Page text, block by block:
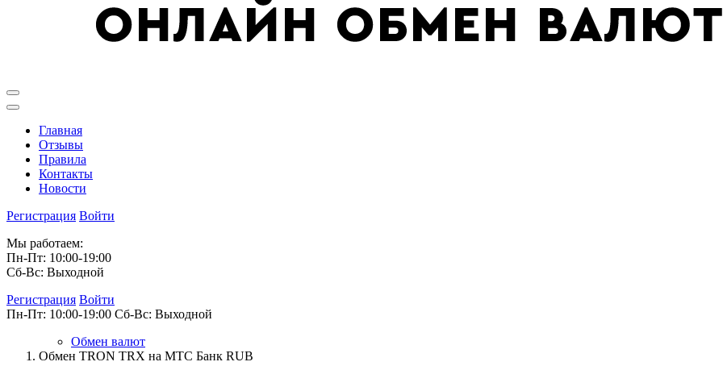
Главная
Отзывы
Правила
Контакты
Новости
Регистрация Войти
Мы работаем:
Пн-Пт: 10:00-19:00
Сб-Вс: Выходной
Регистрация Войти
Пн-Пт: 10:00-19:00 Сб-Вс: Выходной
Обмен валют
Обмен TRON TRX на МТС Банк RUB